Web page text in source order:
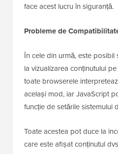
face acest lucru în siguranță.
Probleme de
În cele din urmă, este
la vizualizarea conținutului
toate browserele
același mod, iar JavaScript
funcție de setările sistemului
Toate acestea pot duce la
care este afișat conținutul